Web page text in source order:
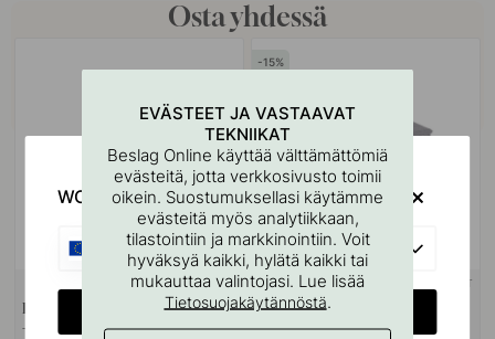
Osta yhdessä
+ PITUUDET
Koukkulista Elegant - 1000mm
- Tammi/Alumiini
15
2 + KOOT
Säilytyslaatikko Kannella -
Harmaa
EVÄSTEET JA VASTAAVAT
TEKNIIKAT
Beslag Online käyttää välttämättömiä
evästeitä, jotta verkkosivusto toimii
oikein. Suostumuksellasi käytämme
evästeitä myös analytiikkaan,
tilastointiin ja markkinointiin. Voit
hyväksyä kaikki, hylätä kaikki tai
mukauttaa valintojasi. Lue lisää
Tietosuojakäytännöstä.
WOULD YOU RATHER VISIT?
EU
CHANGE COUNTRY